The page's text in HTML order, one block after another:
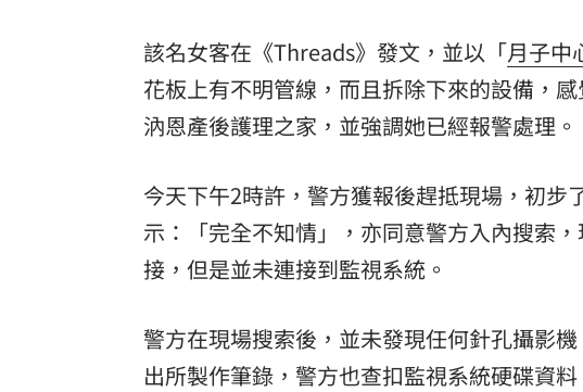
該名女客在《Threads》發文，並以「月子中
花板上有不明管線，而且拆除下來的設備，
汭恩產後護理之家，並強調她已經報警處理。
今天下午2時許，警方獲報後趕抵現場，初
示：「完全不知情」，亦同意警方入內搜索
接，但是並未連接到監視系統。
警方在現場搜索後，並未發現任何針孔攝影
出所製作筆錄，警方也查扣監視系統硬碟資